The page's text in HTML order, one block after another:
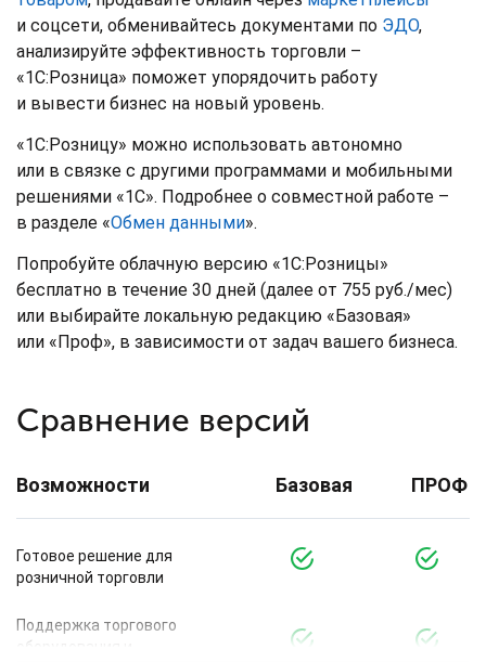
и соцсети, обменивайтесь документами по ЭДО,
анализируйте эффективность торговли –
«1С:Розница» поможет упорядочить работу
и вывести бизнес на новый уровень.
«1С:Розницу» можно использовать автономно
или в связке с другими программами и мобильными
решениями «1С». Подробнее о совместной работе –
в разделе «Обмен данными».
Попробуйте облачную версию «1С:Розницы»
бесплатно в течение 30 дней (далее от 755 руб./мес)
или выбирайте локальную редакцию «Базовая»
или «Проф», в зависимости от задач вашего бизнеса.
Сравнение версий
Возможности Базовая ПРОФ
Готовое решение для
розничной торговли
Поддержка торгового
оборудования и